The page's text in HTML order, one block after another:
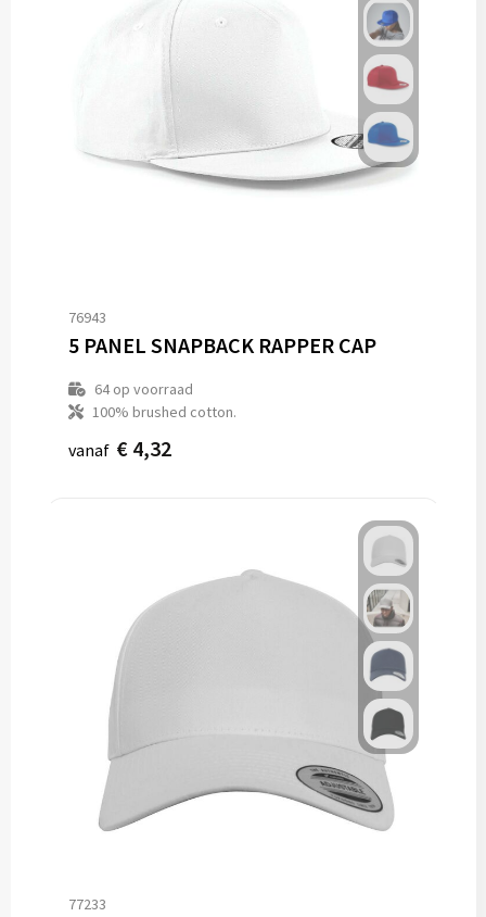
76943
5 PANEL SNAPBACK RAPPER CAP
64op voorraad
100% brushed cotton.
vanaf € 4,32
77233